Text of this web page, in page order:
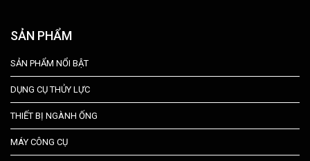
SẢN PHẨM
SẢN PHẨM NỔI BẬT
DỤNG CỤ THỦY LỰC
THIẾT BỊ NGÀNH ỐNG
MÁY CÔNG CỤ